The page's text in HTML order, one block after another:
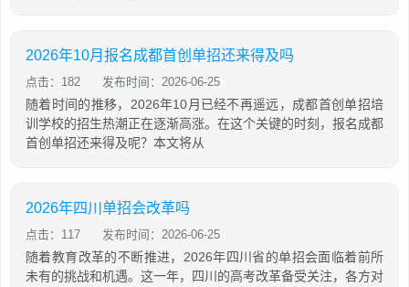
2026年10月报名成都首创单招还来得及吗
点击：182 发布时间：2026-06-25
随着时间的推移，2026年10月已经不再遥远，成都首创单招培
训学校的招生热潮正在逐渐高涨。在这个关键的时刻，报名成都
首创单招还来得及呢？本文将从
2026年四川单招会改革吗
点击：117 发布时间：2026-06-25
随着教育改革的不断推进，2026年四川省的单招会面临着前所
未有的挑战和机遇。这一年，四川的高考改革备受关注，各方对